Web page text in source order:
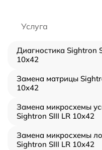
Услуга
Диагностика Sightron
10x42
Замена матрицы
10x42
Замена микросхемы
Sightron SIII LR 10x42
Замена микросхемы
Sightron SIII LR 10x42